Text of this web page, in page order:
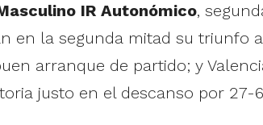
IR Autonómico,
en la segunda mitad su triunfo
arranque de partido; y
justo en el descanso por 27-